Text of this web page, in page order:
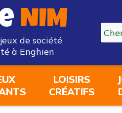
NIM
de société
à Enghien
LOISIRS
CRÉATIFS